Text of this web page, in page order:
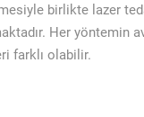
birlikte lazer
Her yöntemin
farklı olabilir.